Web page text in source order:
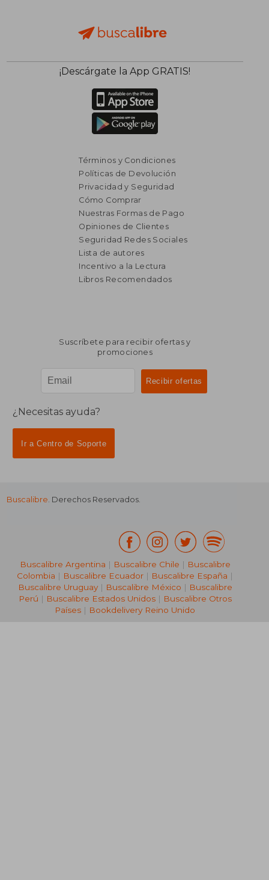
₡ 21.778
₡ 68.579
¡Descárgate la App GRATIS!
Términos y Condiciones
Políticas de Devolución
Privacidad y Seguridad
Cómo Comprar
Nuestras Formas de Pago
Opiniones de Clientes
Seguridad Redes Sociales
Lista de autores
Incentivo a la Lectura
Libros Recomendados
Suscríbete para recibir ofertas y
promociones
¿Necesitas ayuda?
Ir a Centro de Soporte
Buscalibre. Derechos Reservados.
Buscalibre Argentina | Buscalibre Chile | Buscalibre
Colombia | Buscalibre Ecuador | Buscalibre España |
Buscalibre Uruguay| Buscalibre México | Buscalibre
Perú | Buscalibre Estados Unidos| Buscalibre Otros
Países | Bookdelivery Reino Unido